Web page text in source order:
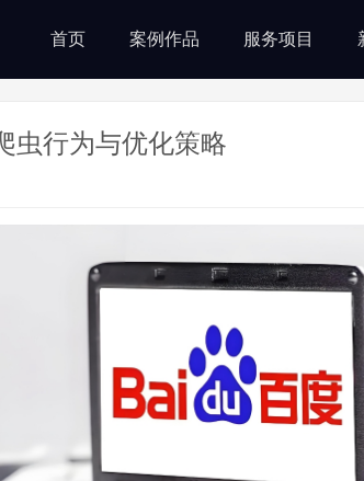
首页 案例作品 服务项目
虫行为与优化策略